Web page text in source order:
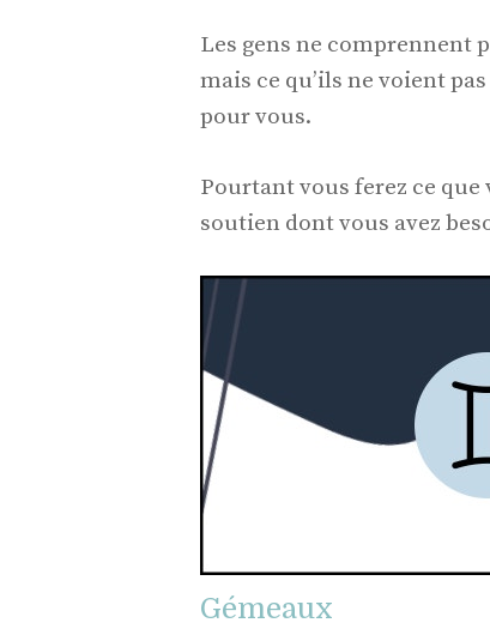
Les gens ne comprennent
mais ce qu’ils ne voient
pour vous.
Pourtant vous ferez ce que
soutien dont vous avez
Gémeaux